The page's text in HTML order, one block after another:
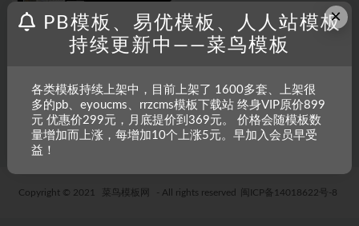
RRZCMS模板
织模板
4 年前 25 19.9
Copyright © 2021 菜鸟模板网 - All rights reserved 闽ICP备14018622号-8
×
PB模板、易优模板、人人站模板
持续更新中——菜鸟模板
各类模板持续上架中，目前上架了 1600多套、上架很
多的pb、eyoucms、rrzcms模板下载站 终身VIP原价899
元 优惠价299元，月底提价到369元。 价格会随模板数
量增加而上涨，每增加10个上涨5元。早加入会员早受
益！